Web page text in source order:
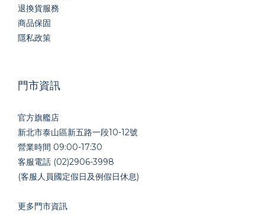
退換貨服務
商品保固
隱私政策
門市資訊
官方旗艦店
新北市泰山區新五路一段10-12號
營業時間 09:00-17:30
客服電話 (02)2906-3998
(客服人員國定假日及例假日休息)
更多門市資訊